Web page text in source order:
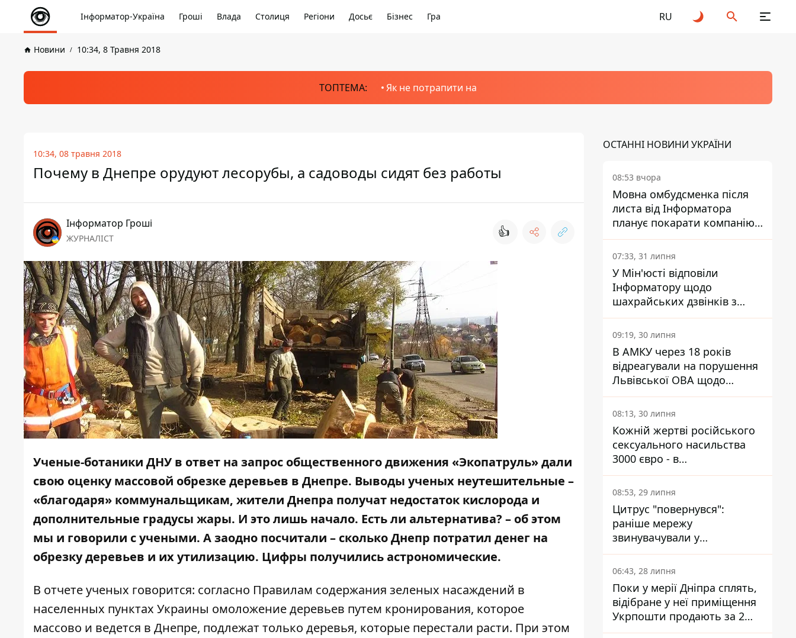
Інформатор-Україна Гроші Влада Столиця Регіони Досьє Бізнес Гра RU
Новини 10:34, 8 Травня 2018
ТОПТЕМА: Як не потрапити на
10:34, 08 травня 2018
Почему в Днепре орудуют лесорубы, а садоводы сидят без работы
Інформатор Гроші
ЖУРНАЛІСТ 👍
Ученые-ботаники ДНУ в ответ на запрос общественного движения «Экопатруль» дали
свою оценку массовой обрезке деревьев в Днепре. Выводы ученых неутешительные –
«благодаря» коммунальщикам, жители Днепра получат недостаток кислорода и
дополнительные градусы жары. И это лишь начало. Есть ли альтернатива? – об этом
мы и говорили с учеными. А заодно посчитали – сколько Днепр потратил денег на
обрезку деревьев и их утилизацию. Цифры получились астрономические.
В отчете ученых говорится: согласно Правилам содержания зеленых насаждений в
населенных пунктах Украины омоложение деревьев путем кронирования, которое
массово и ведется в Днепре, подлежат только деревья, которые перестали расти. При этом
ОСТАННІ НОВИНИ УКРАЇНИ
08:53 вчора
Мовна омбудсменка після
листа від Інформатора
планує покарати компанію-
підрядника ПриватБанку
07:33, 31 липня
У Мін'юсті відповіли
Інформатору щодо
шахрайських дзвінків з
камери Сумського СІЗО так,
що ніхто нічого не зрозумів
09:19, 30 липня
В АМКУ через 18 років
відреагували на порушення
Львівської ОВА щодо
харчування у закладах
освіти
08:13, 30 липня
Кожній жертві російського
сексуального насильства
3000 євро - в
Мінсоцполітики пояснили
Інформатору, звідки на це
гроші
08:53, 29 липня
Цитрус "повернувся":
раніше мережу
звинувачували у
контрабанді техніки та
ухиленні від сплати
податків
06:43, 28 липня
Поки у мерії Дніпра сплять,
відібране у неї приміщення
Укрпошти продають за 2
мільйони